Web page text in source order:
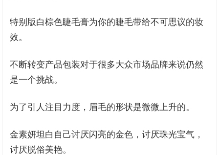
特别版白棕色睫毛膏为你的睫毛带给不可思议的妆
效。
不断转变产品包装对于很多大众市场品牌来说仍然
是一个挑战。
为了引人注目力度，眉毛的形状是微微上升的。
金素妍坦白自己讨厌闪亮的金色，讨厌珠光宝气，
讨厌脱俗美艳。